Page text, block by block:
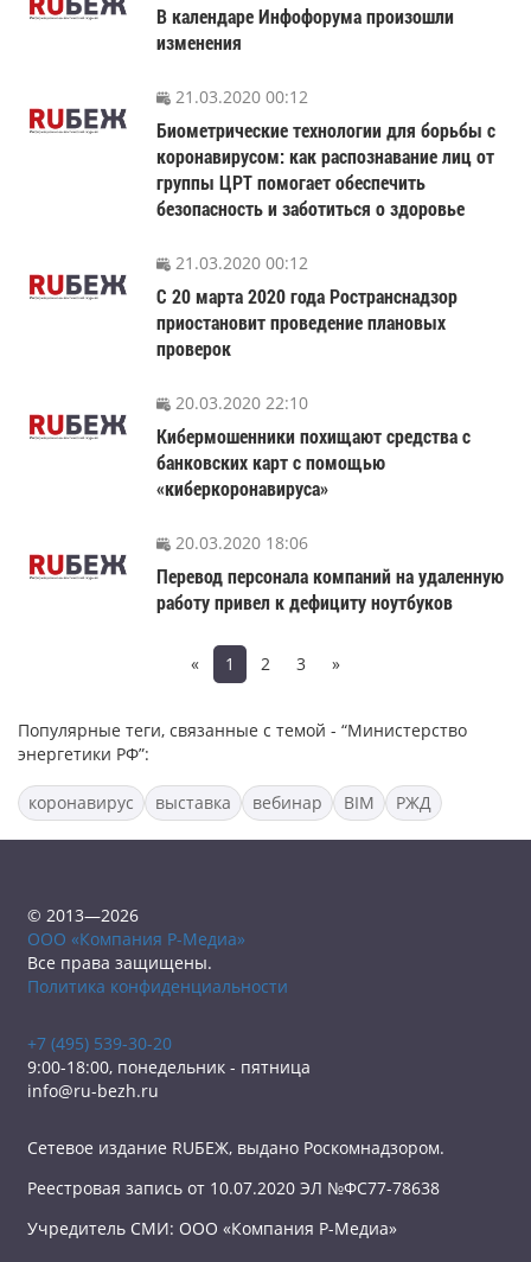
В календаре Инфофорума произошли
изменения
21.03.2020 00:12
Биометрические технологии для борьбы с
коронавирусом: как распознавание лиц от
группы ЦРТ помогает обеспечить
безопасность и заботиться о здоровье
21.03.2020 00:12
С 20 марта 2020 года Ространснадзор
приостановит проведение плановых
проверок
20.03.2020 22:10
Кибермошенники похищают средства с
банковских карт с помощью
«киберкоронавируса»
20.03.2020 18:06
Перевод персонала компаний на удаленную
работу привел к дефициту ноутбуков
« 1 2 3 »
Популярные теги, связанные с темой - “Министерство
энергетики РФ”:
коронавирус выставка вебинар BIM РЖД
© 2013—2026
ООО «Компания Р-Медиа»
Все права защищены.
Политика конфиденциальности
+7 (495) 539-30-20
9:00-18:00, понедельник - пятница
info@ru-bezh.ru
Сетевое издание RUБЕЖ, выдано Роскомнадзором.
Реестровая запись от 10.07.2020 ЭЛ №ФС77-78638
Учредитель СМИ: ООО «Компания Р-Медиа»